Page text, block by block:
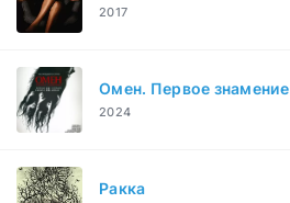
2017
Омен. Первое знамение
2024
Ракка